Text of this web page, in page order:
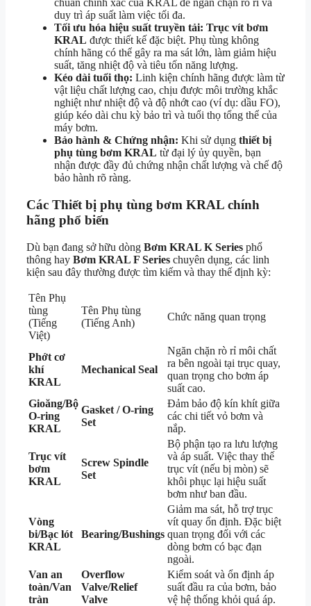
chuẩn chính xác của KRAL để ngăn chặn rò rỉ và
duy trì áp suất làm việc tối đa.
Tối ưu hóa hiệu suất truyền tải: Trục vít bơm
KRAL được thiết kế đặc biệt. Phụ tùng không
chính hãng có thể gây ra ma sát lớn, làm giảm hiệu
suất, tăng nhiệt độ và tiêu tốn năng lượng.
Kéo dài tuổi thọ: Linh kiện chính hãng được làm từ
vật liệu chất lượng cao, chịu được môi trường khắc
nghiệt như nhiệt độ và độ nhớt cao (ví dụ: dầu FO),
giúp kéo dài chu kỳ bảo trì và tuổi thọ tổng thể của
máy bơm.
Bảo hành & Chứng nhận: Khi sử dụng thiết bị
phụ tùng bơm KRAL từ đại lý ủy quyền, bạn
nhận được đầy đủ chứng nhận chất lượng và chế độ
bảo hành rõ ràng.
Các Thiết bị phụ tùng bơm KRAL chính
hãng phổ biến
Dù bạn đang sở hữu dòng Bơm KRAL K Series phổ
thông hay Bơm KRAL F Series chuyên dụng, các linh
kiện sau đây thường được tìm kiếm và thay thế định kỳ:
Tên Phụ
tùng
(Tiếng
Việt)
Tên Phụ tùng
(Tiếng Anh)
Chức năng quan trọng
Phớt cơ
khí
KRAL
Mechanical Seal
Ngăn chặn rò rỉ môi chất
ra bên ngoài tại trục quay,
quan trọng cho bơm áp
suất cao.
Gioăng/Bộ
O-ring
KRAL
Gasket / O-ring
Set
Đảm bảo độ kín khít giữa
các chi tiết vỏ bơm và
nắp.
Trục vít
bơm
KRAL
Screw Spindle
Set
Bộ phận tạo ra lưu lượng
và áp suất. Việc thay thế
trục vít (nếu bị mòn) sẽ
khôi phục lại hiệu suất
bơm như ban đầu.
Vòng
bi/Bạc lót
KRAL
Bearing/Bushings
Giảm ma sát, hỗ trợ trục
vít quay ổn định. Đặc biệt
quan trọng đối với các
dòng bơm có bạc đạn
ngoài.
Van an
toàn/Van
tràn
Overflow
Valve/Relief
Valve
Kiểm soát và ổn định áp
suất đầu ra của bơm, bảo
vệ hệ thống khỏi quá áp.